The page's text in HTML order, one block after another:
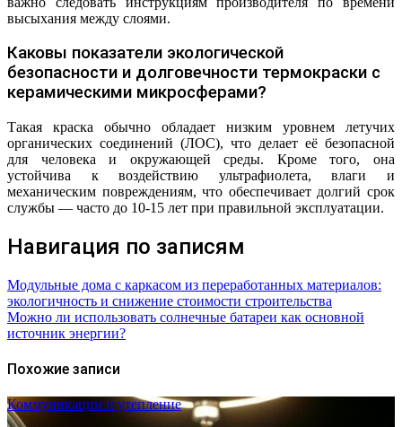
высыхания между слоями.
Каковы показатели экологической
безопасности и долговечности термокраски с
керамическими микросферами?
Такая краска обычно обладает низким уровнем летучих
органических соединений (ЛОС), что делает её безопасной
для человека и окружающей среды. Кроме того, она
устойчива к воздействию ультрафиолета, влаги и
механическим повреждениям, что обеспечивает долгий срок
службы — часто до 10-15 лет при правильной эксплуатации.
Навигация по записям
Модульные дома с каркасом из переработанных материалов:
экологичность и снижение стоимости строительства
Можно ли использовать солнечные батареи как основной
источник энергии?
Похожие записи
Коммуникации и утепление